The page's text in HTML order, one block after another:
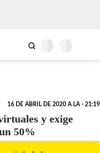
16 DE ABRIL DE 2020 A LA - 21:19
y exige
50%